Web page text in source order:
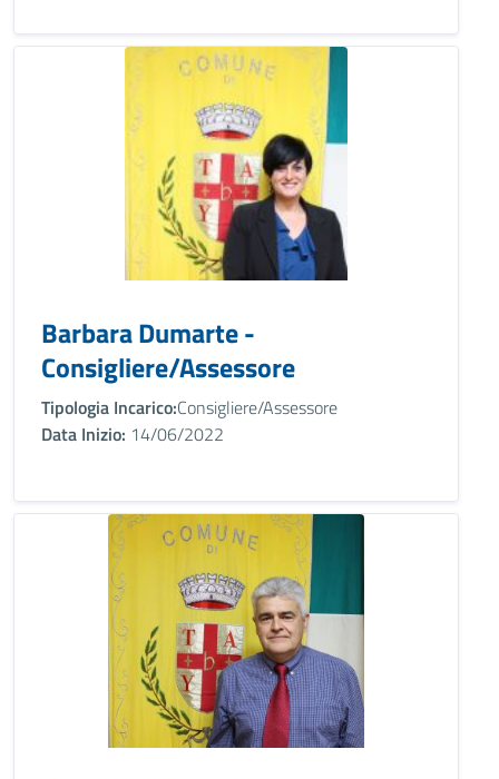
Barbara Dumarte -
Consigliere/Assessore
Tipologia Incarico:Consigliere/Assessore
Data Inizio: 14/06/2022